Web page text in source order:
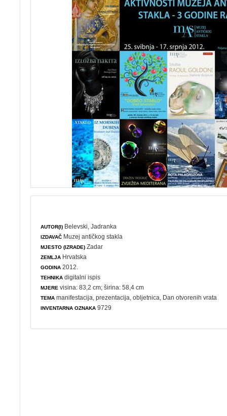
AUTOR(I) Belevski, Jadranka
IZDAVAČ Muzej antičkog stakla
MJESTO (IZRADE) Zadar
ZEMLJA Hrvatska
GODINA 2012.
TEHNIKA digitalni ispis
MJERE visina: 83,2 cm; širina: 58,4 cm
TEMA manifestacija ,prezentacija ,obljetnica Dan otvorenih vrata
INVENTARNA OZNAKA 9729